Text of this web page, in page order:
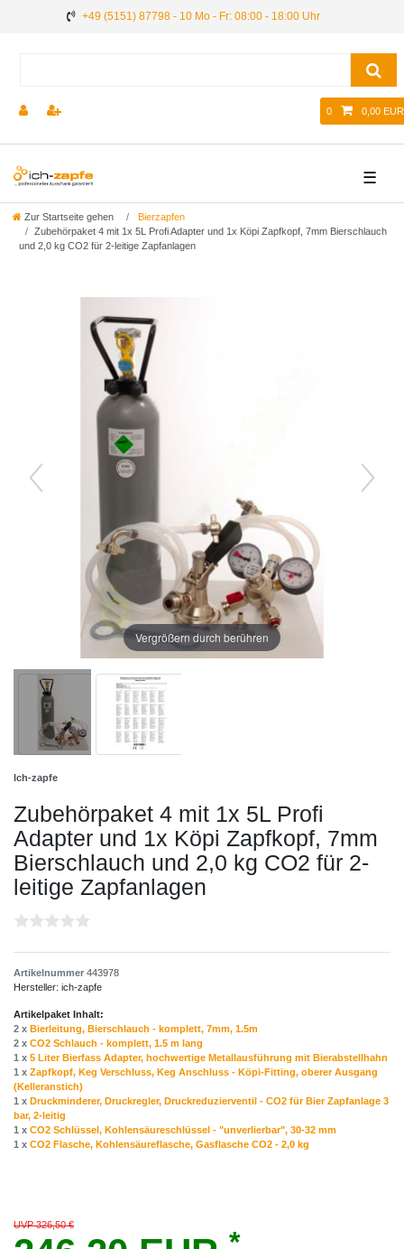
+49 (5151) 87798 - 10 Mo - Fr: 08:00 - 18:00 Uhr
0 0,00 EUR
☰
Zur Startseite gehen
Bierzapfen
Zubehörpaket 4 mit 1x 5L Profi Adapter und 1x Köpi Zapfkopf, 7mm Bierschlauch
und 2,0 kg CO2 für 2-leitige Zapfanlagen
Vergrößern durch berühren
Ich-zapfe
Zubehörpaket 4 mit 1x 5L Profi
Adapter und 1x Köpi Zapfkopf, 7mm
Bierschlauch und 2,0 kg CO2 für 2-
leitige Zapfanlagen
Artikelnummer 443978
Hersteller: ich-zapfe
Artikelpaket Inhalt:
2 x Bierleitung, Bierschlauch - komplett, 7mm, 1.5m
2 x CO2 Schlauch - komplett, 1.5 m lang
1 x 5 Liter Bierfass Adapter, hochwertige Metallausführung mit Bierabstellhahn
1 x Zapfkopf, Keg Verschluss, Keg Anschluss - Köpi-Fitting, oberer Ausgang
(Kelleranstich)
1 x Druckminderer, Druckregler, Druckreduzierventil - CO2 für Bier Zapfanlage 3
bar, 2-leitig
1 x CO2 Schlüssel, Kohlensäureschlüssel - "unverlierbar", 30-32 mm
1 x CO2 Flasche, Kohlensäureflasche, Gasflasche CO2 - 2,0 kg
UVP 326,50 €
*